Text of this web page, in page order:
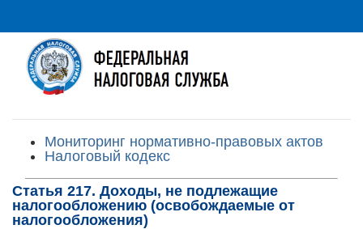
Мониторинг нормативно-правовых актов
Налоговый кодекс
Статья 217. Доходы, не подлежащие
налогообложению (освобождаемые от
налогообложения)